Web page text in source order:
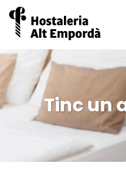
QUI SOM
ASSOCIATS
Tinc un